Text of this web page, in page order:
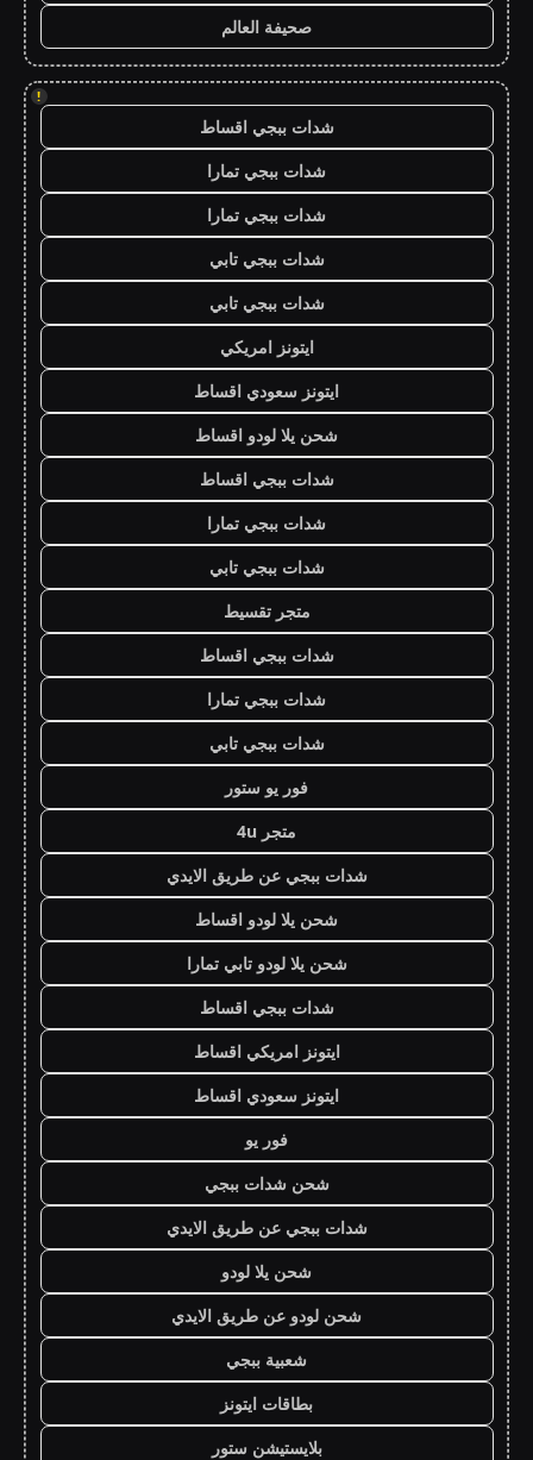
صحيفة العالم
!
شدات ببجي اقساط
شدات ببجي تمارا
شدات ببجي تمارا
شدات ببجي تابي
شدات ببجي تابي
ايتونز امريكي
ايتونز سعودي اقساط
شحن يلا لودو اقساط
شدات ببجي اقساط
شدات ببجي تمارا
شدات ببجي تابي
متجر تقسيط
شدات ببجي اقساط
شدات ببجي تمارا
شدات ببجي تابي
فور يو ستور
متجر 4u
شدات ببجي عن طريق الايدي
شحن يلا لودو اقساط
شحن يلا لودو تابي تمارا
شدات ببجي اقساط
ايتونز امريكي اقساط
ايتونز سعودي اقساط
فور يو
شحن شدات ببجي
شدات ببجي عن طريق الايدي
شحن يلا لودو
شحن لودو عن طريق الايدي
شعبية ببجي
بطاقات ايتونز
بلايستيشن ستور